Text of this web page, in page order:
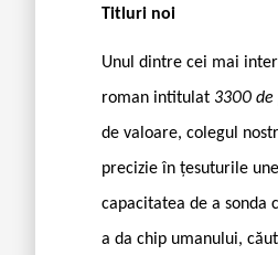
Titluri noi
Unul dintre cei mai
roman intitulat 3300 de
de valoare, colegul
precizie în țesuturile
capacitatea de a sonda
a da chip umanului,